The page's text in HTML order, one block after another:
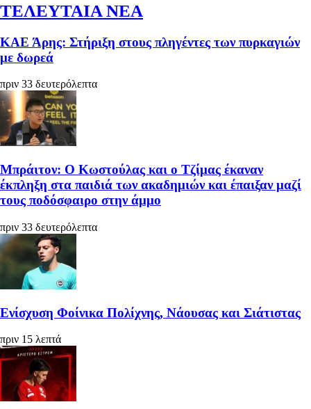
ΤΕΛΕΥΤΑΙΑ ΝΕΑ
ΚΑΕ Άρης: Στήριξη στους πληγέντες των πυρκαγιών
με δωρεά
πριν 33 δευτερόλεπτα
Μπράιτον: Ο Κωστούλας και ο Τζίμας έκαναν
έκπληξη στα παιδιά των ακαδημιών και έπαιξαν μαζί
τους ποδόσφαιρο στην άμμο
πριν 33 δευτερόλεπτα
Ενίσχυση Φοίνικα Πολίχνης, Νάουσας και Σιάτιστας
πριν 15 λεπτά